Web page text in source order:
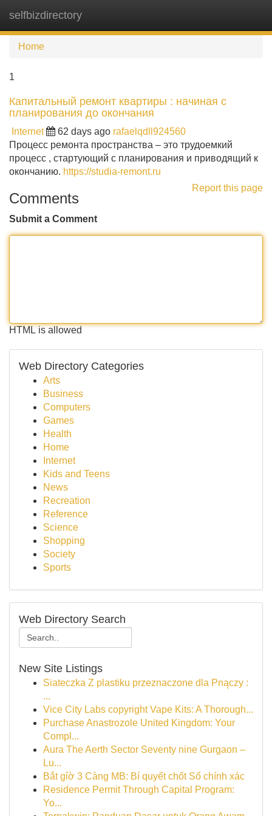
selfbizdirectory
Home
1
Капитальный ремонт квартиры : начиная с
планирования до окончания
Internet 62 days ago rafaelqdll924560
Процесс ремонта пространства – это трудоемкий
процесс , стартующий с планирования и приводящий к
окончанию. https://studia-remont.ru
Report this page
Comments
Submit a Comment
HTML is allowed
Web Directory Categories
Arts
Business
Computers
Games
Health
Home
Internet
Kids and Teens
News
Recreation
Reference
Science
Shopping
Society
Sports
Web Directory Search
New Site Listings
Siateczka Z plastiku przeznaczone dla Pnączy :
...
Vice City Labs copyright Vape Kits: A Thorough...
Purchase Anastrozole United Kingdom: Your
Compl...
Aura The Aerth Sector Seventy nine Gurgaon –
Lu...
Bắt gỉờ 3 Càng MB: Bí quyết chốt Số chính xác
Residence Permit Through Capital Program:
Yo...